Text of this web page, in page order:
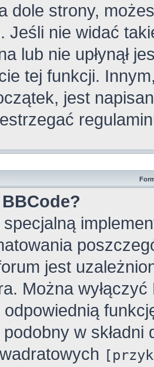
dole strony,
Jeśli nie widać
lub nie upłynął
tej funkcji.
jest
jest
Można
w